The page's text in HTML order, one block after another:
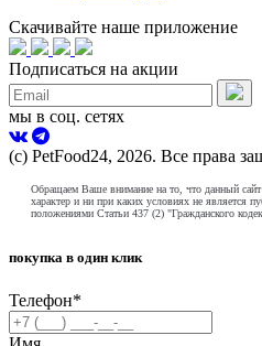
Скачивайте наше приложение
Подписаться на акции
мы в соц. сетях
(с) PetFood24, 2026. Все права
Обращаем Ваше внимание на то, что данный
характер и ни при каких условиях не является
положениями Статьи 437 (2) "Гражданского
покупка в один клик
Телефон*